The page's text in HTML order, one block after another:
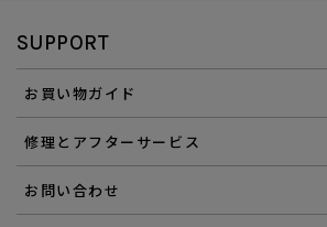
SUPPORT
お買い物ガイド
修理とアフターサービス
お問い合わせ